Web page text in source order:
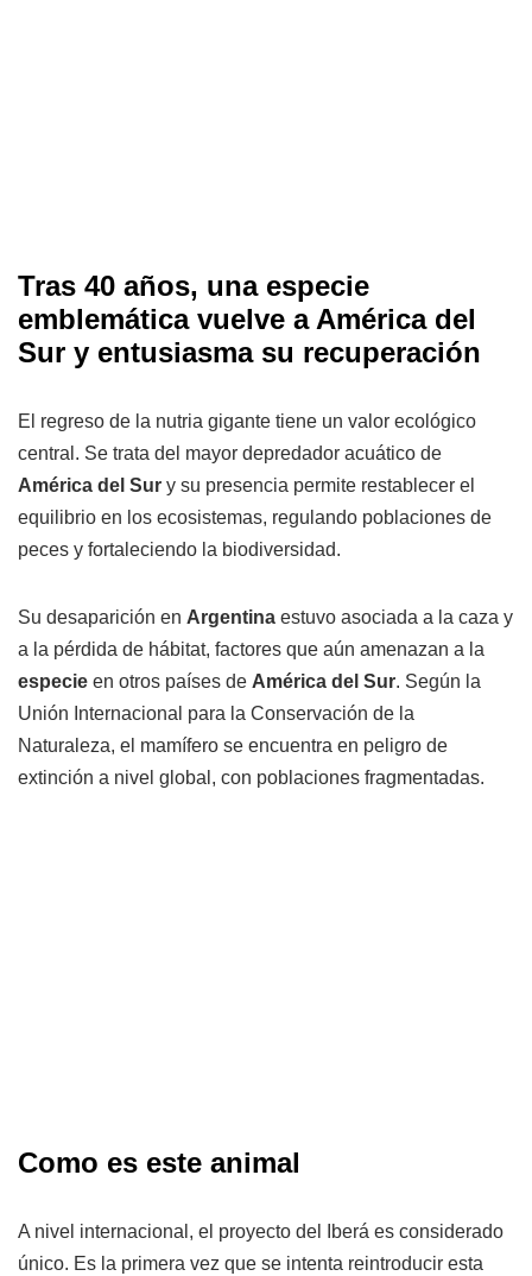
Tras 40 años, una especie
emblemática vuelve a América del
Sur y entusiasma su recuperación
El regreso de la nutria gigante tiene un valor ecológico
central. Se trata del mayor depredador acuático de
América del Sur y su presencia permite restablecer el
equilibrio en los ecosistemas, regulando poblaciones de
peces y fortaleciendo la biodiversidad.
Su desaparición en Argentina estuvo asociada a la caza y
a la pérdida de hábitat, factores que aún amenazan a la
especie en otros países de América del Sur. Según la
Unión Internacional para la Conservación de la
Naturaleza, el mamífero se encuentra en peligro de
extinción a nivel global, con poblaciones fragmentadas.
Como es este animal
A nivel internacional, el proyecto del Iberá es considerado
único. Es la primera vez que se intenta reintroducir esta